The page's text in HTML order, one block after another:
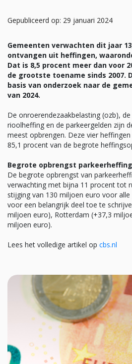
Gepubliceerd op: 29 januari 2024
Gemeenten verwachten dit jaar
ontvangen uit heffingen,
Dat is 8,5 procent meer dan voor
de grootste toename sinds 2007.
basis van onderzoek naar de
van 2024.
De onroerendezaakbelasting (ozb),
rioolheffing en de parkeergelden zijn
meest opbrengen. Deze vier
85,1 procent van de begrote
Begrote opbrengst
De begrote opbrengst van
verwachting met bijna 11 procent tot
stijging van 130 miljoen euro voor
voor een belangrijk deel toe te
miljoen euro), Rotterdam (+37,3
miljoen euro).
Lees het volledige artikel op cbs.nl